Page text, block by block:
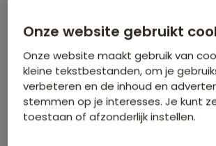
Comfort van de overnachtingen
Groepsgrootte
Maximaal 18 personen
Onze website gebruikt
Onze website maakt gebruik van
kleine tekstbestanden, om je
verbeteren en de inhoud en
stemmen op je interesses. Je kunt
toestaan of afzonderlijk instellen.